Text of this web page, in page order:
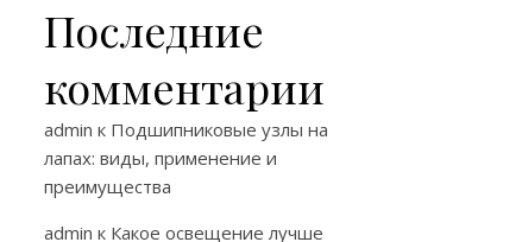
Последние
комментарии
admin к Подшипниковые узлы на
лапах: виды, применение и
преимущества
admin к Какое освещение лучше